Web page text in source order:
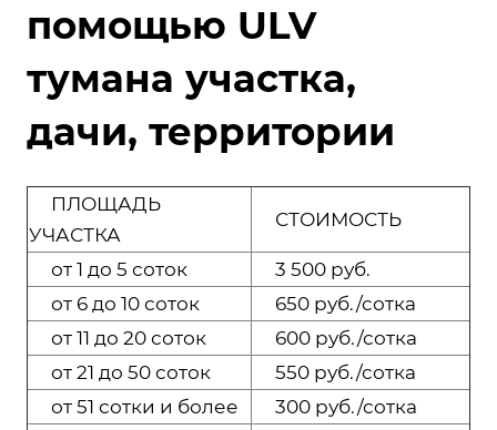
помощью ULV
тумана участка,
дачи, территории
ПЛОЩАДЬ
УЧАСТКА
СТОИМОСТЬ
от 1 до 5 соток
3 500 руб.
от 6 до 10 соток
650 руб./сотка
от 11 до 20 соток
600 руб./сотка
от 21 до 50 соток
550 руб./сотка
от 51 сотки и более
300 руб./сотка